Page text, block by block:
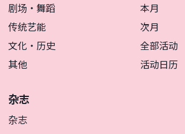
剧场・舞蹈
传统艺能
文化・历史
其他
本月
次月
全部活动
活动日历
杂志
杂志